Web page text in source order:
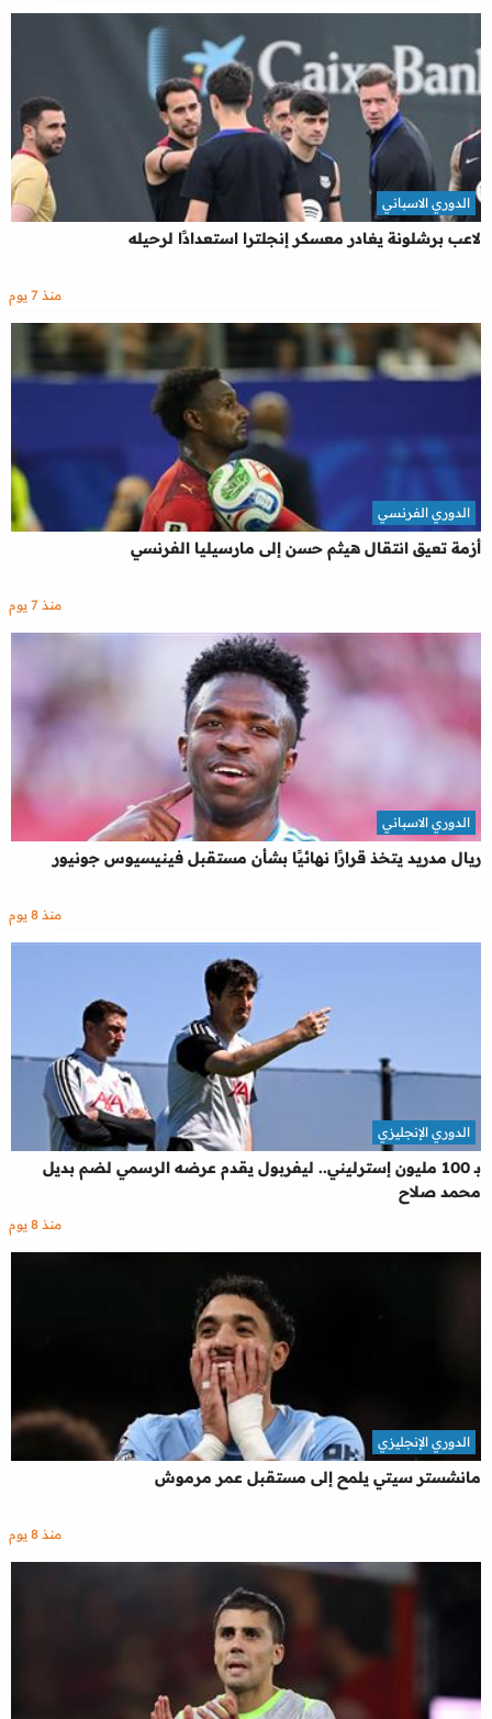
لاعب برشلونة يغادر معسكر إنجلترا استعدادًا لرحيله
الدوري الاسباني
منذ 7 يوم
أزمة تعيق انتقال هيثم حسن إلى مارسيليا الفرنسي
الدوري الفرنسي
منذ 7 يوم
ريال مدريد يتخذ قرارًا نهائيًا بشأن مستقبل فينيسيوس جونيور
الدوري الاسباني
منذ 8 يوم
بـ 100 مليون إسترليني.. ليفربول يقدم عرضه الرسمي لضم بديل
محمد صلاح
الدوري الإنجليزي
منذ 8 يوم
مانشستر سيتي يلمح إلى مستقبل عمر مرموش
الدوري الإنجليزي
منذ 8 يوم